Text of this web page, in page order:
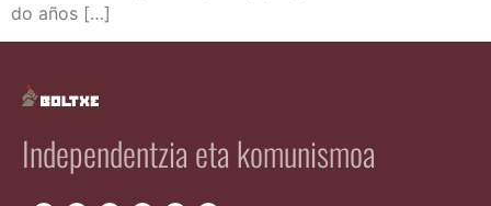
do años […]
Independentzia eta komunismoa